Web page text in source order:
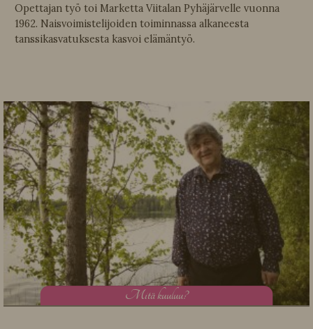
Opettajan työ toi Marketta Viitalan Pyhäjärvelle vuonna
1962. Naisvoimistelijoiden toiminnassa alkaneesta
tanssikasvatuksesta kasvoi elämäntyö.
Mitä kuuluu?